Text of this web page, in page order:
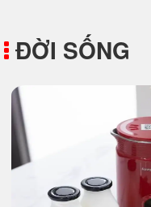
ĐỜI SỐNG